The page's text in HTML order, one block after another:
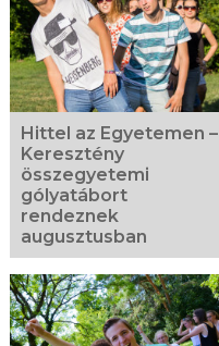
Hittel az Egyetemen –
Keresztény
összegyetemi
gólyatábort
rendeznek
augusztusban